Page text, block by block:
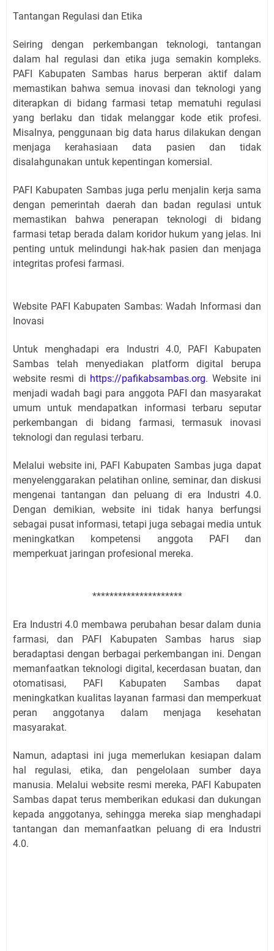
Tantangan Regulasi dan Etika
Seiring dengan perkembangan teknologi, tantangan
dalam hal regulasi dan etika juga semakin kompleks.
PAFI Kabupaten Sambas harus berperan aktif dalam
memastikan bahwa semua inovasi dan teknologi yang
diterapkan di bidang farmasi tetap mematuhi regulasi
yang berlaku dan tidak melanggar kode etik profesi.
Misalnya, penggunaan big data harus dilakukan dengan
menjaga kerahasiaan data pasien dan tidak
disalahgunakan untuk kepentingan komersial.
PAFI Kabupaten Sambas juga perlu menjalin kerja sama
dengan pemerintah daerah dan badan regulasi untuk
memastikan bahwa penerapan teknologi di bidang
farmasi tetap berada dalam koridor hukum yang jelas. Ini
penting untuk melindungi hak-hak pasien dan menjaga
integritas profesi farmasi.
Website PAFI Kabupaten Sambas: Wadah Informasi dan
Inovasi
Untuk menghadapi era Industri 4.0, PAFI Kabupaten
Sambas telah menyediakan platform digital berupa
website resmi di https://pafikabsambas.org. Website ini
menjadi wadah bagi para anggota PAFI dan masyarakat
umum untuk mendapatkan informasi terbaru seputar
perkembangan di bidang farmasi, termasuk inovasi
teknologi dan regulasi terbaru.
Melalui website ini, PAFI Kabupaten Sambas juga dapat
menyelenggarakan pelatihan online, seminar, dan diskusi
mengenai tantangan dan peluang di era Industri 4.0.
Dengan demikian, website ini tidak hanya berfungsi
sebagai pusat informasi, tetapi juga sebagai media untuk
meningkatkan kompetensi anggota PAFI dan
memperkuat jaringan profesional mereka.
*********************
Era Industri 4.0 membawa perubahan besar dalam dunia
farmasi, dan PAFI Kabupaten Sambas harus siap
beradaptasi dengan berbagai perkembangan ini. Dengan
memanfaatkan teknologi digital, kecerdasan buatan, dan
otomatisasi, PAFI Kabupaten Sambas dapat
meningkatkan kualitas layanan farmasi dan memperkuat
peran anggotanya dalam menjaga kesehatan
masyarakat.
Namun, adaptasi ini juga memerlukan kesiapan dalam
hal regulasi, etika, dan pengelolaan sumber daya
manusia. Melalui website resmi mereka, PAFI Kabupaten
Sambas dapat terus memberikan edukasi dan dukungan
kepada anggotanya, sehingga mereka siap menghadapi
tantangan dan memanfaatkan peluang di era Industri
4.0.